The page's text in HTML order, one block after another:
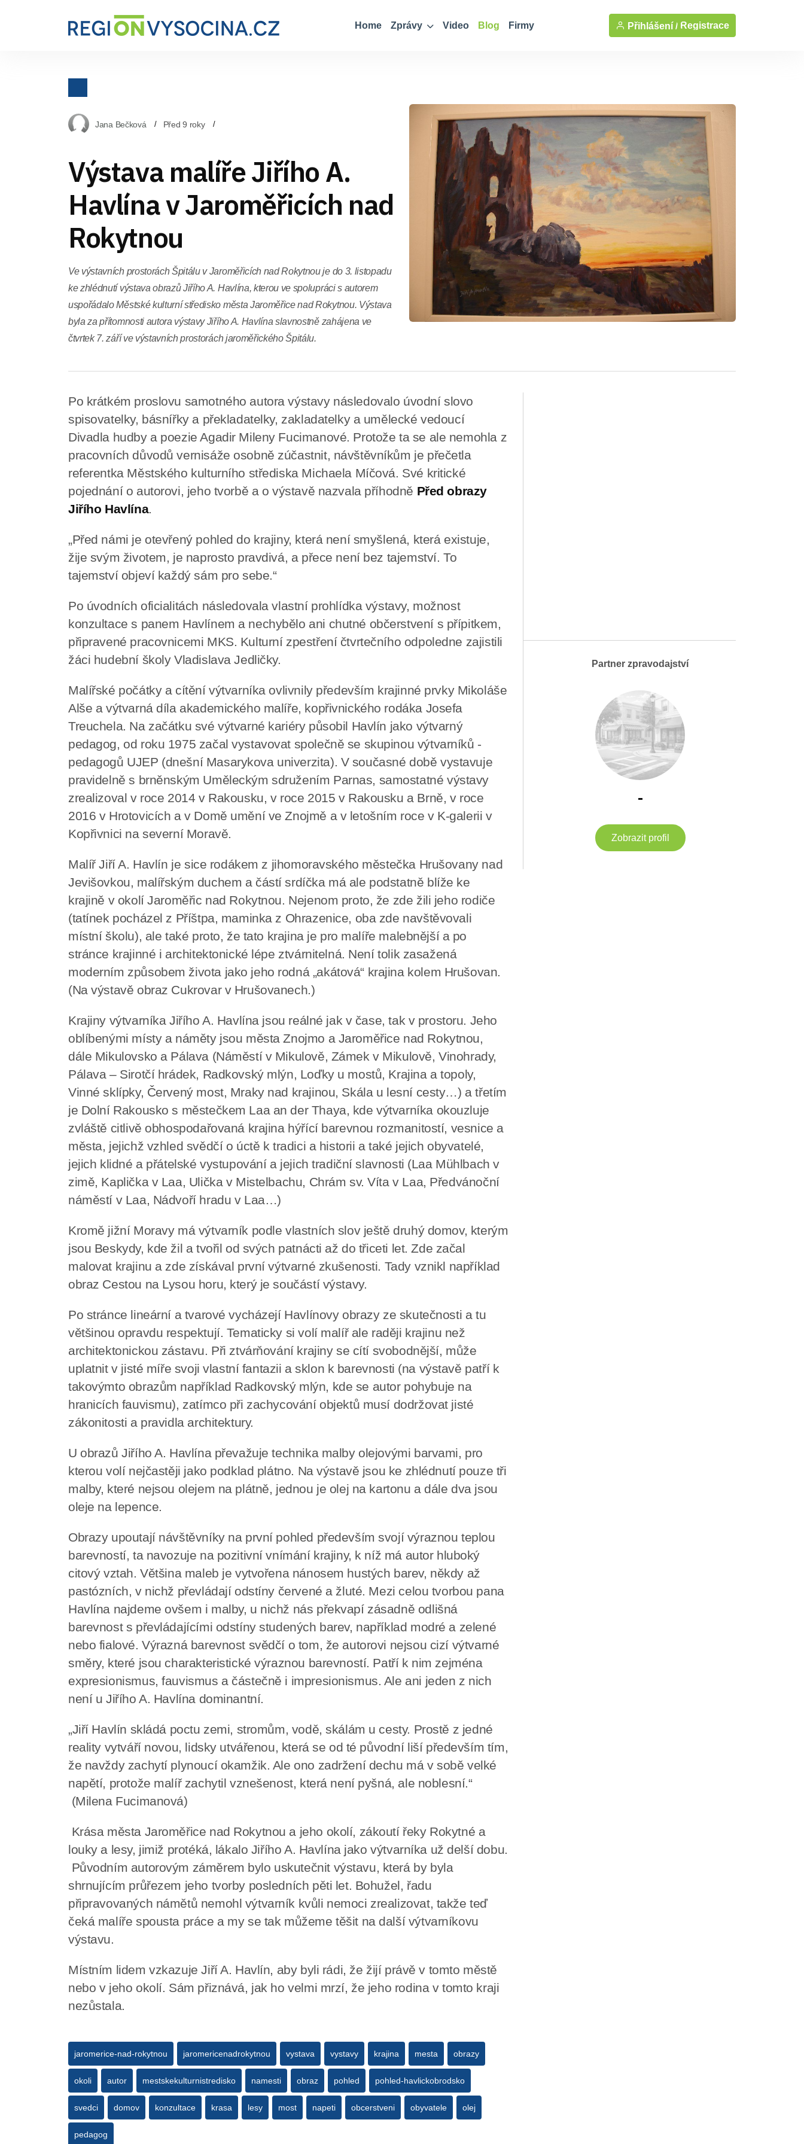
Home Zprávy Video Blog Firmy Přihlášení / Registrace
Jana Bečková Před 9 roky
Výstava malíře Jiřího A.
Havlína v Jaroměřicích nad
Rokytnou
Ve výstavních prostorách Špitálu v Jaroměřicích nad Rokytnou je do 3. listopadu
ke zhlédnutí výstava obrazů Jiřího A. Havlína, kterou ve spolupráci s autorem
uspořádalo Městské kulturní středisko města Jaroměřice nad Rokytnou. Výstava
byla za přítomnosti autora výstavy Jiřího A. Havlína slavnostně zahájena ve
čtvrtek 7. září ve výstavních prostorách jaroměřického Špitálu.
Po krátkém proslovu samotného autora výstavy následovalo úvodní slovo
spisovatelky, básnířky a překladatelky, zakladatelky a umělecké vedoucí
Divadla hudby a poezie Agadir Mileny Fucimanové. Protože ta se ale nemohla z
pracovních důvodů vernisáže osobně zúčastnit, návštěvníkům je přečetla
referentka Městského kulturního střediska Michaela Míčová. Své kritické
pojednání o autorovi, jeho tvorbě a o výstavě nazvala příhodně Před obrazy
Jiřího Havlína.
„Před námi je otevřený pohled do krajiny, která není smyšlená, která existuje,
žije svým životem, je naprosto pravdivá, a přece není bez tajemství. To
tajemství objeví každý sám pro sebe.“
Po úvodních oficialitách následovala vlastní prohlídka výstavy, možnost
konzultace s panem Havlínem a nechybělo ani chutné občerstvení s přípitkem,
připravené pracovnicemi MKS. Kulturní zpestření čtvrtečního odpoledne zajistili
žáci hudební školy Vladislava Jedličky.
Malířské počátky a cítění výtvarníka ovlivnily především krajinné prvky Mikoláše
Alše a výtvarná díla akademického malíře, kopřivnického rodáka Josefa
Treuchela. Na začátku své výtvarné kariéry působil Havlín jako výtvarný
pedagog, od roku 1975 začal vystavovat společně se skupinou výtvarníků -
pedagogů UJEP (dnešní Masarykova univerzita). V současné době vystavuje
pravidelně s brněnským Uměleckým sdružením Parnas, samostatné výstavy
zrealizoval v roce 2014 v Rakousku, v roce 2015 v Rakousku a Brně, v roce
2016 v Hrotovicích a v Domě umění ve Znojmě a v letošním roce v K-galerii v
Kopřivnici na severní Moravě.
Malíř Jiří A. Havlín je sice rodákem z jihomoravského městečka Hrušovany nad
Jevišovkou, malířským duchem a částí srdíčka má ale podstatně blíže ke
krajině v okolí Jaroměřic nad Rokytnou. Nejenom proto, že zde žili jeho rodiče
(tatínek pocházel z Příštpa, maminka z Ohrazenice, oba zde navštěvovali
místní školu), ale také proto, že tato krajina je pro malíře malebnější a po
stránce krajinné i architektonické lépe ztvárnitelná. Není tolik zasažená
moderním způsobem života jako jeho rodná „akátová“ krajina kolem Hrušovan.
(Na výstavě obraz Cukrovar v Hrušovanech.)
Krajiny výtvarníka Jiřího A. Havlína jsou reálné jak v čase, tak v prostoru. Jeho
oblíbenými místy a náměty jsou města Znojmo a Jaroměřice nad Rokytnou,
dále Mikulovsko a Pálava (Náměstí v Mikulově, Zámek v Mikulově, Vinohrady,
Pálava – Sirotčí hrádek, Radkovský mlýn, Loďky u mostů, Krajina a topoly,
Vinné sklípky, Červený most, Mraky nad krajinou, Skála u lesní cesty…) a třetím
je Dolní Rakousko s městečkem Laa an der Thaya, kde výtvarníka okouzluje
zvláště citlivě obhospodařovaná krajina hýřící barevnou rozmanitostí, vesnice a
města, jejichž vzhled svědčí o úctě k tradici a historii a také jejich obyvatelé,
jejich klidné a přátelské vystupování a jejich tradiční slavnosti (Laa Mühlbach v
zimě, Kaplička v Laa, Ulička v Mistelbachu, Chrám sv. Víta v Laa, Předvánoční
náměstí v Laa, Nádvoří hradu v Laa…)
Kromě jižní Moravy má výtvarník podle vlastních slov ještě druhý domov, kterým
jsou Beskydy, kde žil a tvořil od svých patnácti až do třiceti let. Zde začal
malovat krajinu a zde získával první výtvarné zkušenosti. Tady vznikl například
obraz Cestou na Lysou horu, který je součástí výstavy.
Po stránce lineární a tvarové vycházejí Havlínovy obrazy ze skutečnosti a tu
většinou opravdu respektují. Tematicky si volí malíř ale raději krajinu než
architektonickou zástavu. Při ztvárňování krajiny se cítí svobodnější, může
uplatnit v jisté míře svoji vlastní fantazii a sklon k barevnosti (na výstavě patří k
takovýmto obrazům například Radkovský mlýn, kde se autor pohybuje na
hranicích fauvismu), zatímco při zachycování objektů musí dodržovat jisté
zákonitosti a pravidla architektury.
U obrazů Jiřího A. Havlína převažuje technika malby olejovými barvami, pro
kterou volí nejčastěji jako podklad plátno. Na výstavě jsou ke zhlédnutí pouze tři
malby, které nejsou olejem na plátně, jednou je olej na kartonu a dále dva jsou
oleje na lepence.
Obrazy upoutají návštěvníky na první pohled především svojí výraznou teplou
barevností, ta navozuje na pozitivní vnímání krajiny, k níž má autor hluboký
citový vztah. Většina maleb je vytvořena nánosem hustých barev, někdy až
pastózních, v nichž převládají odstíny červené a žluté. Mezi celou tvorbou pana
Havlína najdeme ovšem i malby, u nichž nás překvapí zásadně odlišná
barevnost s převládajícími odstíny studených barev, například modré a zelené
nebo fialové. Výrazná barevnost svědčí o tom, že autorovi nejsou cizí výtvarné
směry, které jsou charakteristické výraznou barevností. Patří k nim zejména
expresionismus, fauvismus a částečně i impresionismus. Ale ani jeden z nich
není u Jiřího A. Havlína dominantní.
„Jiří Havlín skládá poctu zemi, stromům, vodě, skálám u cesty. Prostě z jedné
reality vytváří novou, lidsky utvářenou, která se od té původní liší především tím,
že navždy zachytí plynoucí okamžik. Ale ono zadržení dechu má v sobě velké
napětí, protože malíř zachytil vznešenost, která není pyšná, ale noblesní.“
(Milena Fucimanová)
Krása města Jaroměřice nad Rokytnou a jeho okolí, zákoutí řeky Rokytné a
louky a lesy, jimiž protéká, lákalo Jiřího A. Havlína jako výtvarníka už delší dobu.
Původním autorovým záměrem bylo uskutečnit výstavu, která by byla
shrnujícím průřezem jeho tvorby posledních pěti let. Bohužel, řadu
připravovaných námětů nemohl výtvarník kvůli nemoci zrealizovat, takže teď
čeká malíře spousta práce a my se tak můžeme těšit na další výtvarníkovu
výstavu.
Místním lidem vzkazuje Jiří A. Havlín, aby byli rádi, že žijí právě v tomto městě
nebo v jeho okolí. Sám přiznává, jak ho velmi mrzí, že jeho rodina v tomto kraji
nezůstala.
jaromerice-nad-rokytnou jaromericenadrokytnou vystava vystavy krajina mesta obrazy
okoli autor mestskekulturnistredisko namesti obraz pohled pohled-havlickobrodsko
svedci domov konzultace krasa lesy most napeti obcerstveni obyvatele olej
pedagog
Partner zpravodajství
-
Zobrazit profil